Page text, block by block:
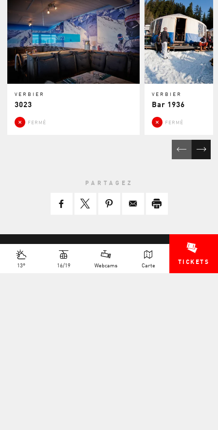
13° 16/19 Webcams Carte TICKETS
VERBIER
3023
FERMÉ
VERBIER
Bar 1936
FERMÉ
PARTAGEZ